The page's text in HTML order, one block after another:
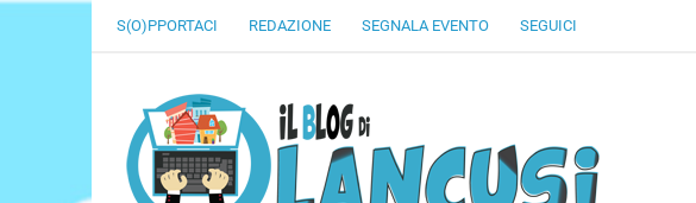
S(O)PPORTACI REDAZIONE SEGNALA EVENTO SEGUICI
Il